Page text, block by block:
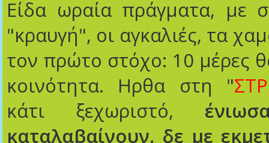
Είδα ωραία πράγματα, με
"κραυγή", οι αγκαλιές, τα
τον πρώτο στόχο: 10 μέρες
κοινότητα. Ηρθα στη "
κάτι ξεχωριστό,
καταλαβαίνουν, δε με